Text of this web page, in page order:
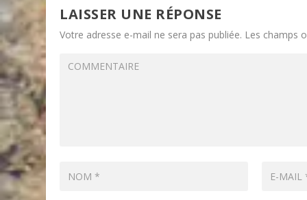
LAISSER UNE RÉPONSE
Votre adresse e-mail ne sera pas publiée. Les champs